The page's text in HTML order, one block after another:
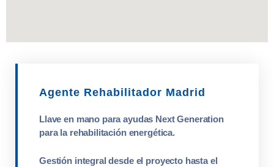
Agente Rehabilitador Madrid
Llave en mano para ayudas Next Generation
para la rehabilitación energética.
Gestión integral desde el proyecto hasta el